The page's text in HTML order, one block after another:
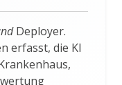
Deployer.
erfasst, die KI